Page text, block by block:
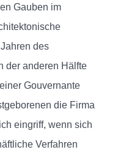
Gauben im
des
der anderen Hälfte
Gouvernante
die Firma
eingriff, wenn sich
Verfahren